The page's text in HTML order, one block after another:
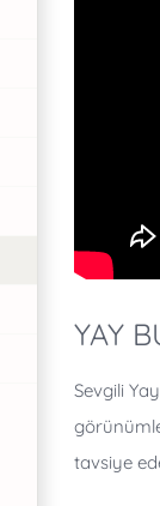
YAY
Sevgili
tavsiye